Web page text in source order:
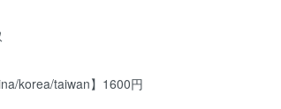
korea/taiwan】1600円